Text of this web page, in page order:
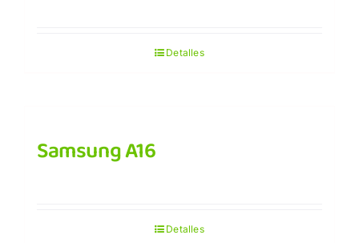
Detalles
Samsung A16
Detalles